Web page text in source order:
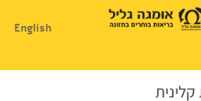
English
קלינית